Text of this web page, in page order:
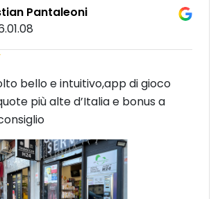
Pantaleoni
bello e intuitivo,app di gioco
più alte d’Italia e bonus a